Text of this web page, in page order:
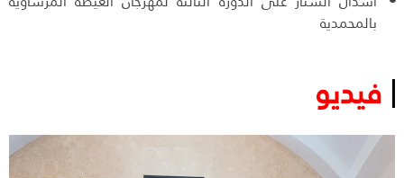
بالمحمدية
فيديو